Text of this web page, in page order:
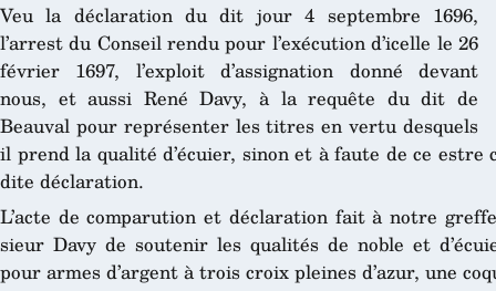
Veu la déclaration du dit jour 4 septembre 1696,
l’arrest du Conseil rendu pour l’exécution d’icelle le 26
février 1697, l’exploit d’assignation donné devant
nous, et aussi René Davy, à la requête du dit de
Beauval pour représenter les titres en vertu desquels
il prend la qualité d’écuier, sinon et à faute de ce estre
dite déclaration.
L’acte de comparution et déclaration fait à notre
sieur Davy de soutenir les qualités de noble et
pour armes d’argent à trois croix pleines d’azur, une